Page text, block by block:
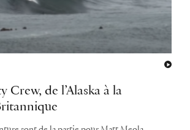
Crew, de l’Alaska à la